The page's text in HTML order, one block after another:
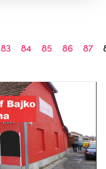
83 84 85 86 87